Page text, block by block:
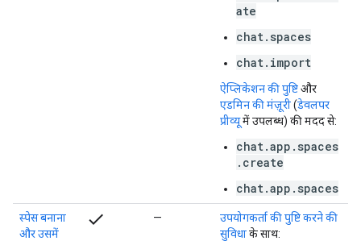
ate
chat.spaces
chat.import
ऐप्लिकेशन की पुष्टिऔर
एडमिन की मंज़ूरी(डेवलपर
प्रीव्यूमें उपलब्ध) की मदद से:
chat.app.spaces
.create
chat.app.spaces
स्पेस बनाना
और उसमें
check —
उपयोगकर्ता की पुष्टि करने की
सुविधाके साथ: